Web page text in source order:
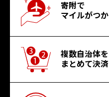
寄附で
マイルがつ
複数自治体を
まとめて決済